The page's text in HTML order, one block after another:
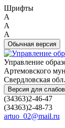
Шрифты
A
A
A
Обычная версия
Управление
Артемовского
Свердловская
Версия для
(34363)2-46-47
(34363)2-48-73
artuo_02@mail.ru